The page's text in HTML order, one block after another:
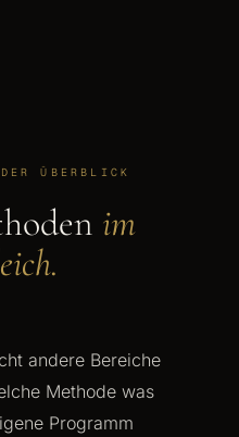
ÜBERBLICK
im
andere Bereiche
Methode was
Programm